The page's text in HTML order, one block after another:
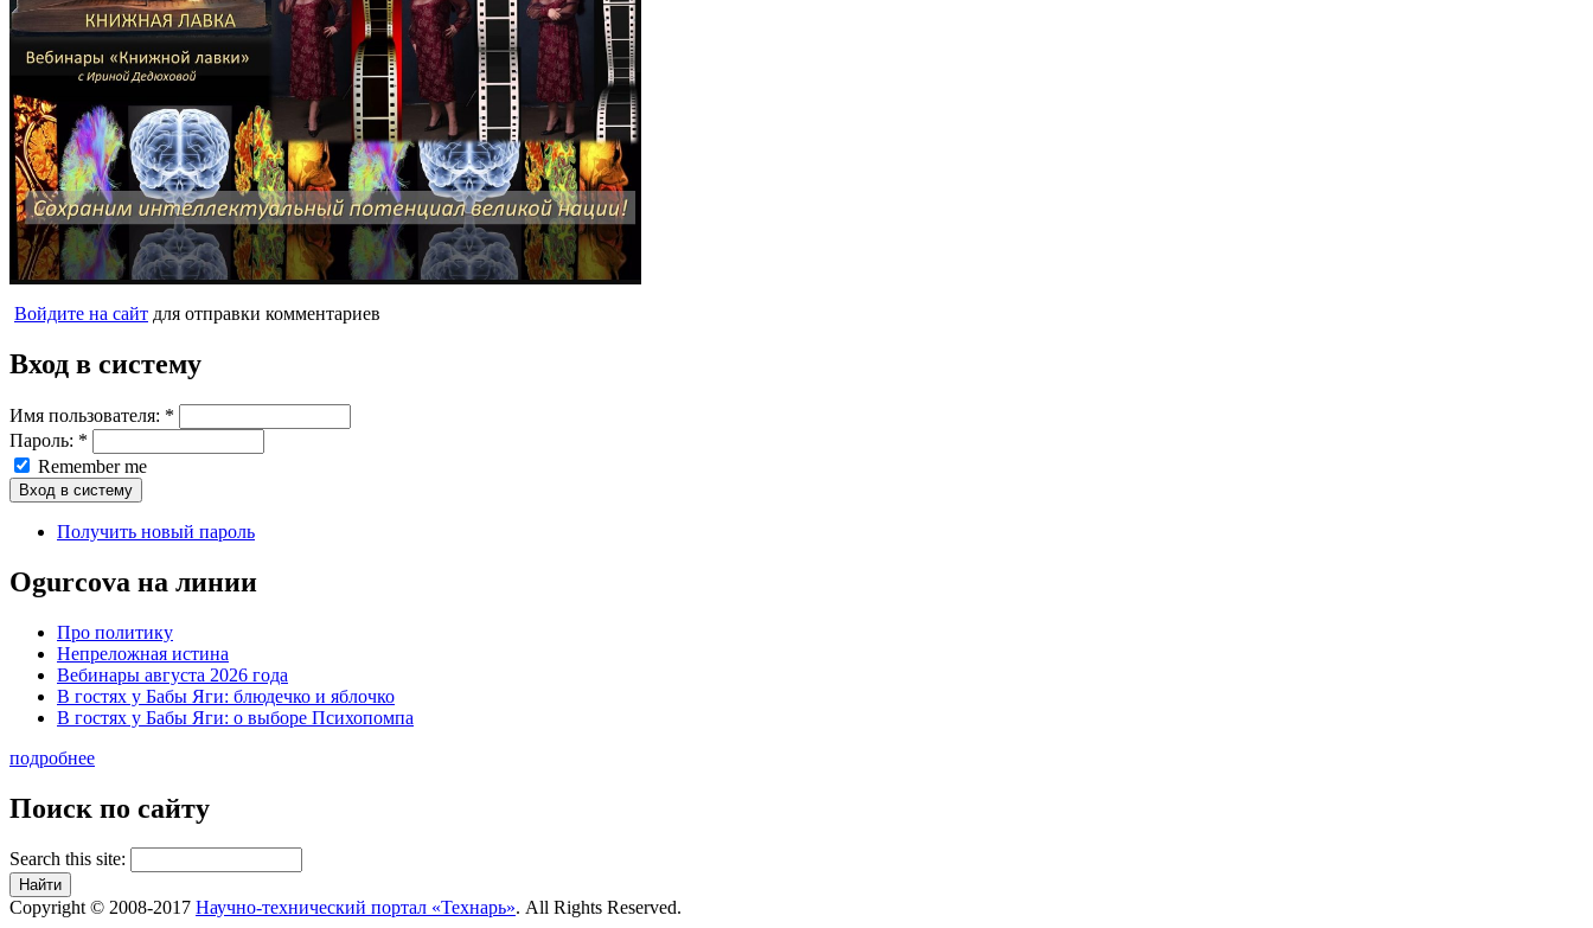
Войдите на сайт для отправки комментариев
Вход в систему
Имя пользователя: *
Пароль: *
Remember me
Получить новый пароль
Ogurcova на линии
Про политику
Непреложная истина
Вебинары августа 2026 года
В гостях у Бабы Яги: блюдечко и яблочко
В гостях у Бабы Яги: о выборе Психопомпа
подробнее
Поиск по сайту
Search this site:
Copyright © 2008-2017 Научно-технический портал «Технарь». All Rights Reserved.